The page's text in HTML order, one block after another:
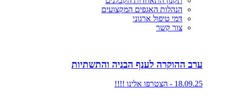
הנהלות האגפים המקצועים
דמי טיפול ארגוני
צור קשר
ערב ההוקרה לענף הבניה והתשתיות
18.09.25 - הצטרפו אלינו !!!!